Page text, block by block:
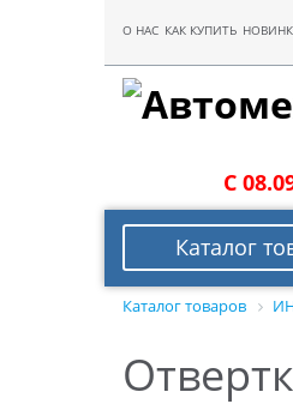
О НАС КАК КУПИТЬ
С
Каталог
Каталог товаров